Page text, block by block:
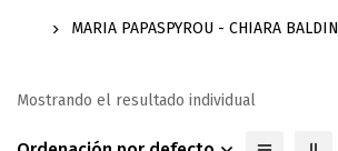
MARIA PAPASPYROU - CHIARA
Mostrando el resultado individual